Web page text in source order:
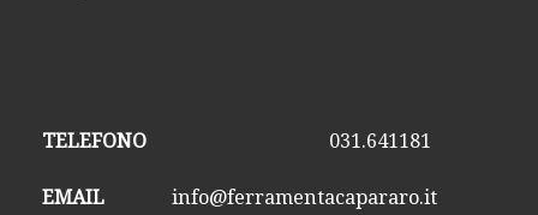
TELEFONO 031.641181
EMAILinfo@ferramentacapararo.it